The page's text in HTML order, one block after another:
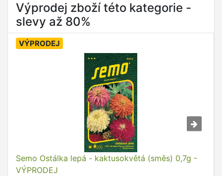
Výprodej zboží této kategorie -
slevy až 80%
VÝPRODEJ
Semo Ostálka lepá - kaktusokvětá (směs) 0,7g -
VÝPRODEJ